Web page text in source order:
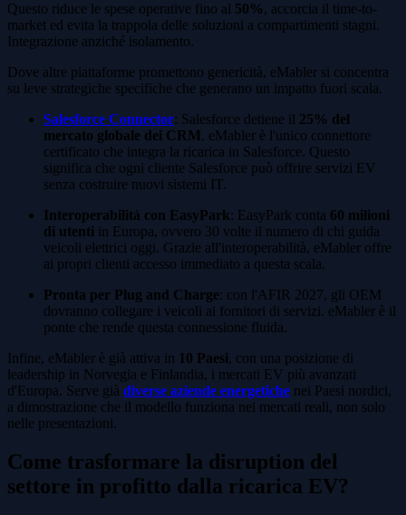
Questo riduce le spese operative fino al 50%, accorcia il time-to-
market ed evita la trappola delle soluzioni a compartimenti stagni.
Integrazione anziché isolamento.
Dove altre piattaforme promettono genericità, eMabler si concentra
su leve strategiche specifiche che generano un impatto fuori scala.
Salesforce Connector: Salesforce detiene il 25% del
mercato globale dei CRM. eMabler è l'unico connettore
certificato che integra la ricarica in Salesforce. Questo
significa che ogni cliente Salesforce può offrire servizi EV
senza costruire nuovi sistemi IT.
Interoperabilità con EasyPark: EasyPark conta 60 milioni
di utenti in Europa, ovvero 30 volte il numero di chi guida
veicoli elettrici oggi. Grazie all'interoperabilità, eMabler offre
ai propri clienti accesso immediato a questa scala.
Pronta per Plug and Charge: con l'AFIR 2027, gli OEM
dovranno collegare i veicoli ai fornitori di servizi. eMabler è il
ponte che rende questa connessione fluida.
Infine, eMabler è già attiva in 10 Paesi, con una posizione di
leadership in Norvegia e Finlandia, i mercati EV più avanzati
d'Europa. Serve già diverse aziende energetiche nei Paesi nordici,
a dimostrazione che il modello funziona nei mercati reali, non solo
nelle presentazioni.
Come trasformare la disruption del
settore in profitto dalla ricarica EV?